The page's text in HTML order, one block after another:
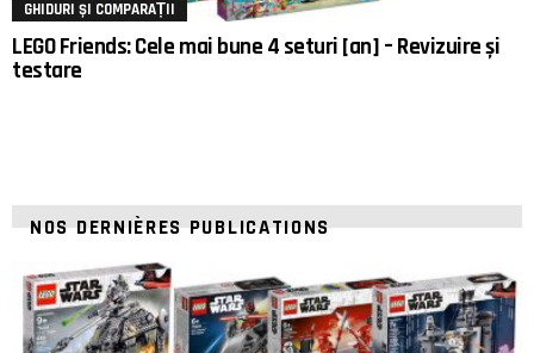
GHIDURI ȘI COMPARAȚII
LEGO Friends: Cele mai bune 4 seturi [an] – Revizuire și
testare
NOS DERNIÈRES PUBLICATIONS